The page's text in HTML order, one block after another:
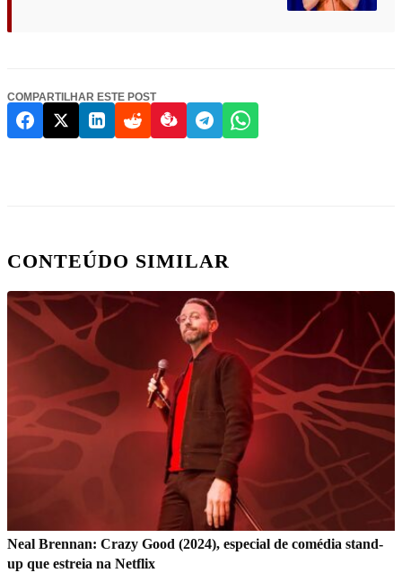
COMPARTILHAR ESTE POST
CONTEÚDO SIMILAR
Neal Brennan: Crazy Good (2024), especial de comédia stand-
up que estreia na Netflix